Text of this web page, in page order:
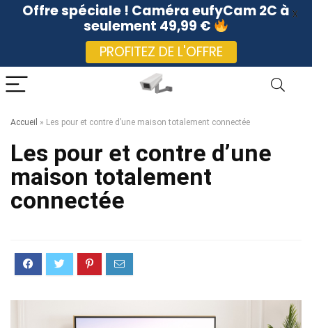
Accueil » Les pour et contre d’une maison totalement connectée
Les pour et contre d’une
maison totalement
connectée
Offre spéciale ! Caméra eufyCam 2C à
seulement 49,99 €
PROFITEZ DE L'OFFRE
X